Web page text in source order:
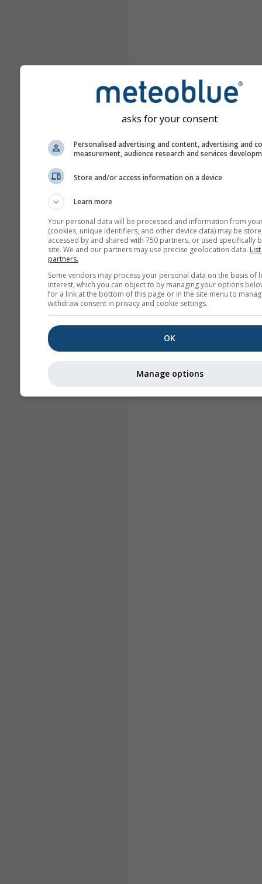
asks for your consent
Personalised advertising and content, advertising and
measurement, audience research and services
Store and/or access information on a device
Learn more
Your personal data will be processed and information from
(cookies, unique identifiers, and other device data) may be
accessed by and shared with 750 partners, or used specifically
site. We and our partners may use precise geolocation data.
partners.
Some vendors may process your personal data on the basis of
interest, which you can object to by managing your options
for a link at the bottom of this page or in the site menu to
withdraw consent in privacy and cookie settings.
OK
Manage options